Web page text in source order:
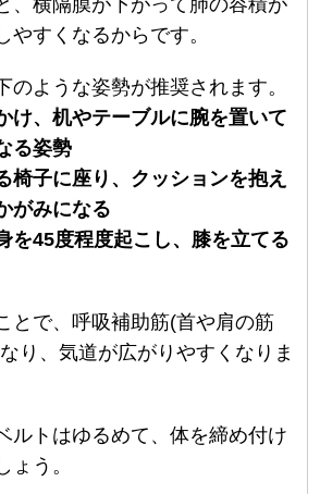
やすくなるからです。
のような姿勢が推奨されます。
け、机やテーブルに腕を置いて
る姿勢
椅子に座り、クッションを抱え
がみになる
を45度程度起こし、膝を立てる
とで、呼吸補助筋(首や肩の筋
り、気道が広がりやすくなりま
ルトはゆるめて、体を締め付け
ょう。